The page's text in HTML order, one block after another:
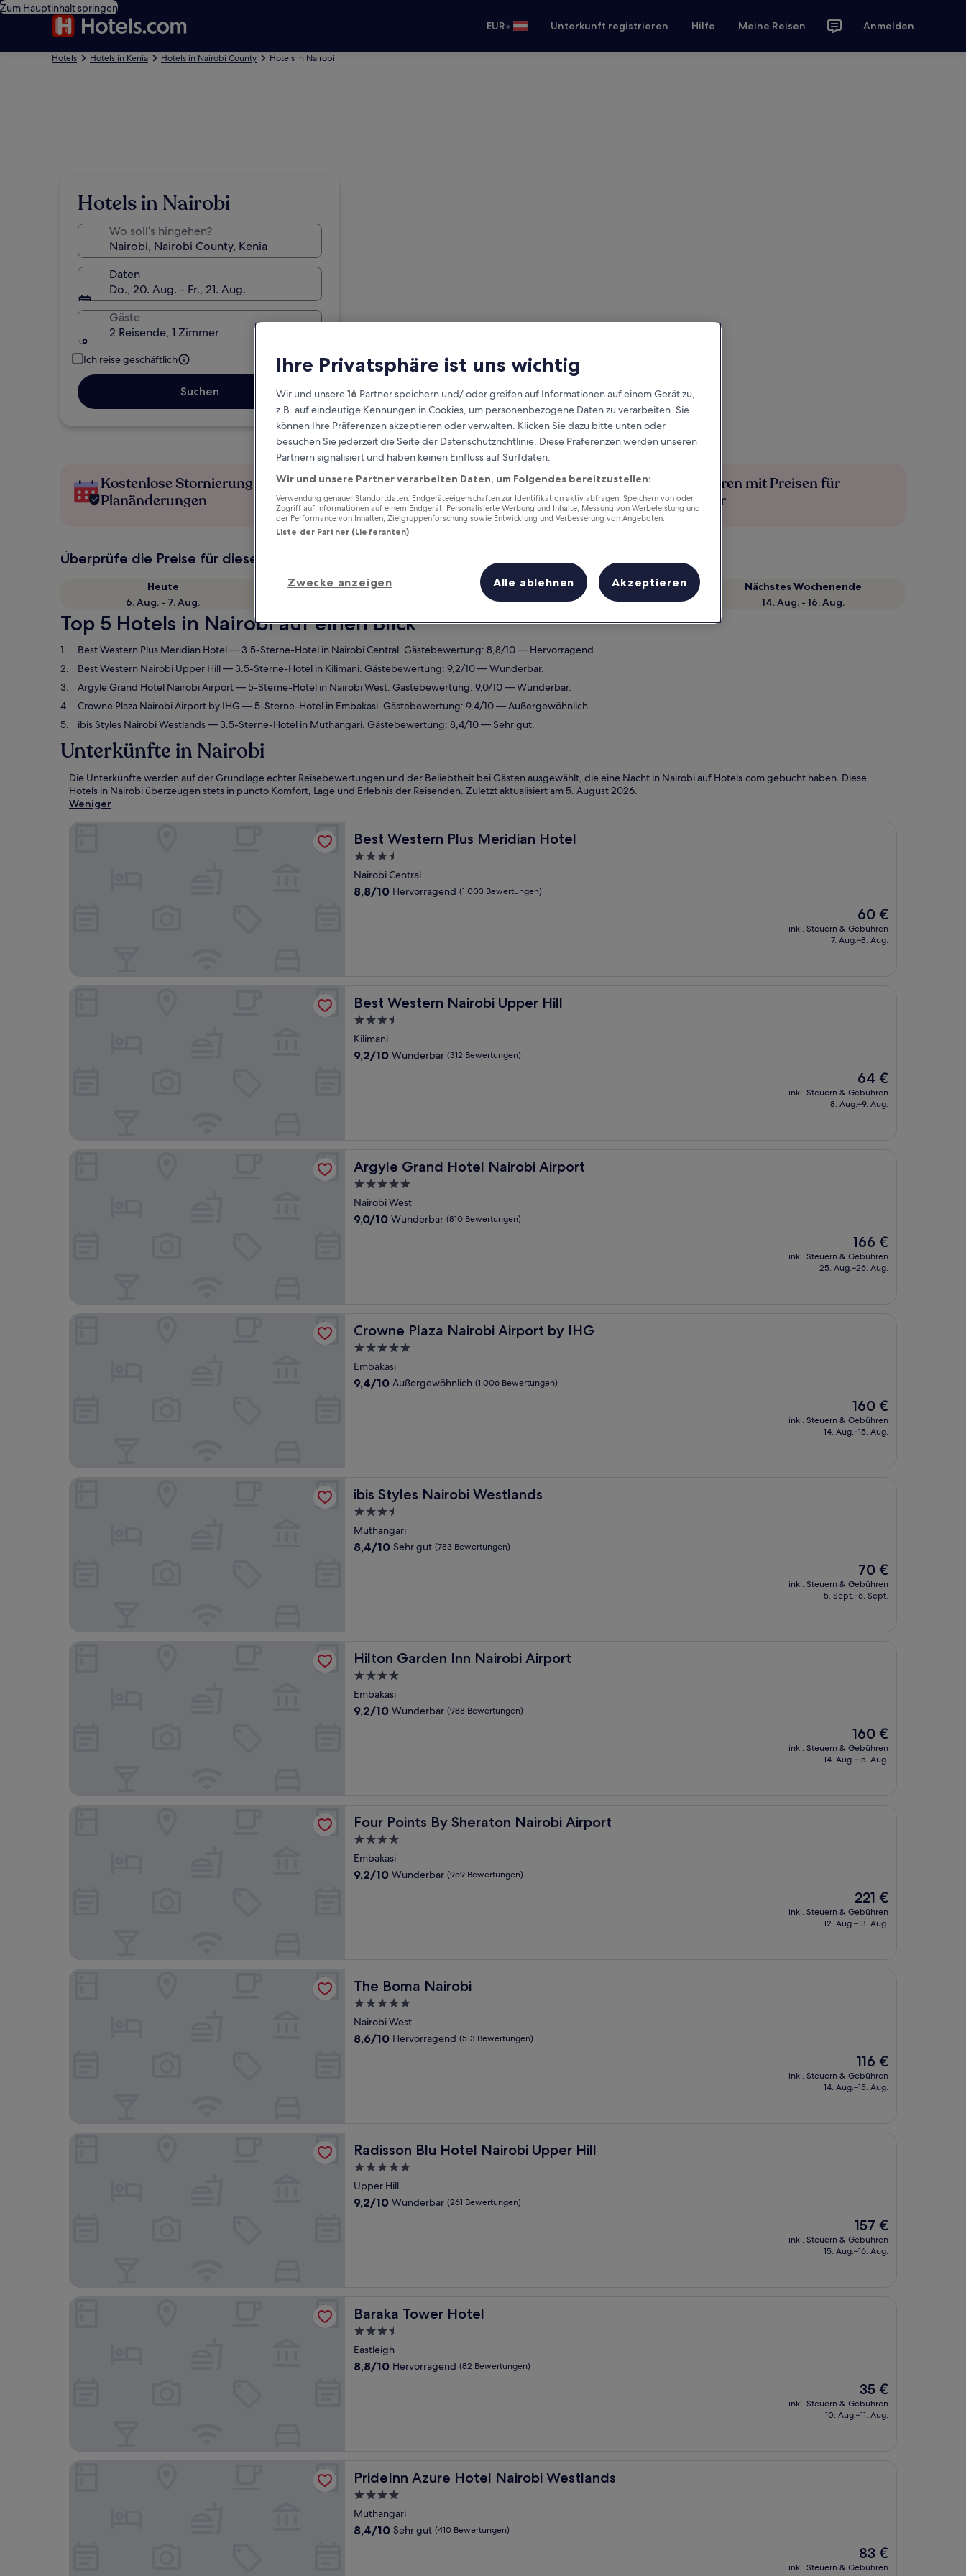
Zum Hauptinhalt springen
EUR• Unterkunft registrieren Hilfe Meine Reisen Anmelden
Hotels Hotels in Kenia Hotels in Nairobi County Hotels in Nairobi
Hotels in Nairobi
Wo soll’s hingehen?
Daten
Do., 20. Aug. - Fr., 21. Aug.
Gäste
2 Reisende, 1 Zimmer
Ich reise geschäftlich
Suchen
Kostenlose Stornierung bei
Planänderungen
Verdiene Prämien für jede
wahrgenommene Übernachtung
Mehr sparen mit Preisen für
Mitglieder
Überprüfe die Preise für diese Daten
Heute
6. Aug. - 7. Aug.
Morgen
Dieses Wochenende
7. Aug. - 9. Aug.
Nächstes Wochenende
14. Aug. - 16. Aug.
Top 5 Hotels in Nairobi auf einen Blick
Best Western Plus Meridian Hotel— 3.5-Sterne-Hotel in Nairobi Central. Gästebewertung: 8,8/10 — Hervorragend.
Best Western Nairobi Upper Hill— 3.5-Sterne-Hotel in Kilimani. Gästebewertung: 9,2/10 — Wunderbar.
Argyle Grand Hotel Nairobi Airport— 5-Sterne-Hotel in Nairobi West. Gästebewertung: 9,0/10 — Wunderbar.
Crowne Plaza Nairobi Airport by IHG— 5-Sterne-Hotel in Embakasi. Gästebewertung: 9,4/10 — Außergewöhnlich.
ibis Styles Nairobi Westlands— 3.5-Sterne-Hotel in Muthangari. Gästebewertung: 8,4/10 — Sehr gut.
Unterkünfte in Nairobi
Die Unterkünfte werden auf der Grundlage echter Reisebewertungen und der Beliebtheit bei Gästen ausgewählt, die eine Nacht in Nairobi auf Hotels.com gebucht haben. Diese
Hotels in Nairobi überzeugen stets in puncto Komfort, Lage und Erlebnis der Reisenden. Zuletzt aktualisiert am5. August 2026.
Weniger
Best Western Plus Meridian Hotel
Best Western Plus Meridian Hotel
3.5-
Sterne-
Unterkunft
Nairobi Central
8.8
8,8/10 Hervorragend (1.003 Bewertungen)
Der
Preis
beträgt
60 €
inkl. Steuern & Gebühren
7. Aug.–8. Aug.
Best Western Nairobi Upper Hill
Best Western Nairobi Upper Hill
3.5-
Sterne-
Unterkunft
Kilimani
9.2
9,2/10 Wunderbar (312 Bewertungen)
Der
Preis
beträgt
64 €
inkl. Steuern & Gebühren
8. Aug.–9. Aug.
Argyle Grand Hotel Nairobi Airport
Argyle Grand Hotel Nairobi Airport
5.0-
Sterne-
Unterkunft
Nairobi West
9.0
9,0/10 Wunderbar (810 Bewertungen)
Der
Preis
beträgt
166 €
inkl. Steuern & Gebühren
25. Aug.–26. Aug.
Crowne Plaza Nairobi Airport by IHG
Crowne Plaza Nairobi Airport by IHG
5.0-
Sterne-
Unterkunft
Embakasi
9.4
9,4/10 Außergewöhnlich (1.006 Bewertungen)
Der
Preis
beträgt
160 €
inkl. Steuern & Gebühren
14. Aug.–15. Aug.
ibis Styles Nairobi Westlands
ibis Styles Nairobi Westlands
3.5-
Sterne-
Unterkunft
Muthangari
8.4
8,4/10 Sehr gut (783 Bewertungen)
Der
Preis
beträgt
70 €
inkl. Steuern & Gebühren
5. Sept.–6. Sept.
Hilton Garden Inn Nairobi Airport
Hilton Garden Inn Nairobi Airport
4.0-
Sterne-
Unterkunft
Embakasi
9.2
9,2/10 Wunderbar (988 Bewertungen)
Der
Preis
beträgt
160 €
inkl. Steuern & Gebühren
14. Aug.–15. Aug.
Four Points By Sheraton Nairobi Airport
Four Points By Sheraton Nairobi Airport
4.0-
Sterne-
Unterkunft
Embakasi
9.2
9,2/10 Wunderbar (959 Bewertungen)
Der
Preis
beträgt
221 €
inkl. Steuern & Gebühren
12. Aug.–13. Aug.
The Boma Nairobi
The Boma Nairobi
5.0-
Sterne-
Unterkunft
Nairobi West
8.6
8,6/10 Hervorragend (513 Bewertungen)
Der
Preis
beträgt
116 €
inkl. Steuern & Gebühren
14. Aug.–15. Aug.
Radisson Blu Hotel Nairobi Upper Hill
Radisson Blu Hotel Nairobi Upper Hill
5.0-
Sterne-
Unterkunft
Upper Hill
9.2
9,2/10 Wunderbar (261 Bewertungen)
Der
Preis
beträgt
157 €
inkl. Steuern & Gebühren
15. Aug.–16. Aug.
Baraka Tower Hotel
Baraka Tower Hotel
3.5-
Sterne-
Unterkunft
Eastleigh
8.8
8,8/10 Hervorragend (82 Bewertungen)
Der
Preis
beträgt
35 €
inkl. Steuern & Gebühren
10. Aug.–11. Aug.
PrideInn Azure Hotel Nairobi Westlands
PrideInn Azure Hotel Nairobi Westlands
4.0-
Sterne-
Unterkunft
Muthangari
8.4
8,4/10 Sehr gut (410 Bewertungen)
Der
Preis
83 €
inkl. Steuern & Gebühren
Ihre Privatsphäre ist uns wichtig
Wir und unsere16 Partner speichern und/ oder greifen auf Informationen auf einem Gerät zu,
z.B. auf eindeutige Kennungen in Cookies, um personenbezogene Daten zu verarbeiten. Sie
können Ihre Präferenzen akzeptieren oder verwalten. Klicken Sie dazu bitte unten oder
besuchen Sie jederzeit die Seite der Datenschutzrichtlinie. Diese Präferenzen werden unseren
Partnern signalisiert und haben keinen Einfluss auf Surfdaten.
Wir und unsere Partner verarbeiten Daten, um Folgendes bereitzustellen:
Verwendung genauer Standortdaten. Endgeräteeigenschaften zur Identifikation aktiv abfragen. Speichern von oder
Zugriff auf Informationen auf einem Endgerät. Personalisierte Werbung und Inhalte, Messung von Werbeleistung und
der Performance von Inhalten, Zielgruppenforschung sowie Entwicklung und Verbesserung von Angeboten.
Liste der Partner (Lieferanten)
Zwecke anzeigen Alle ablehnen Akzeptieren